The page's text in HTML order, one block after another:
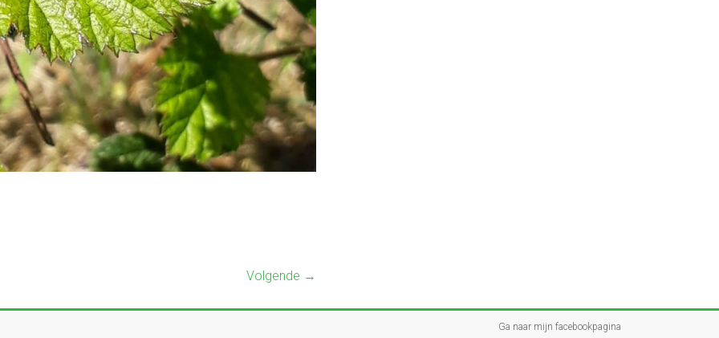
Volgende →
Ga naar mijn facebookpagina